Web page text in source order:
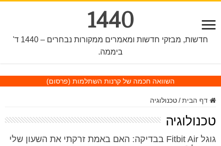
1440
חדשות, מבזקי חדשות ומאמרים ממקורות נבחרים – 1440 ד'
ביממה.
השוואה חכמה של קרנות השתלמות (פרסום)
דף הבית / טכנולוגיה
טכנולוגיה
גוגל Fitbit Air בבדיקה: האם באמת זרקתי את השעון שלי